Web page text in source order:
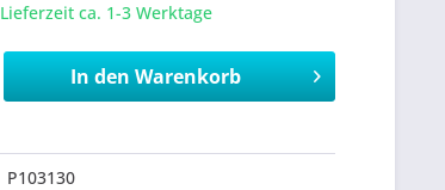
ca. 1-3 Werktage
In den Warenkorb
P103130